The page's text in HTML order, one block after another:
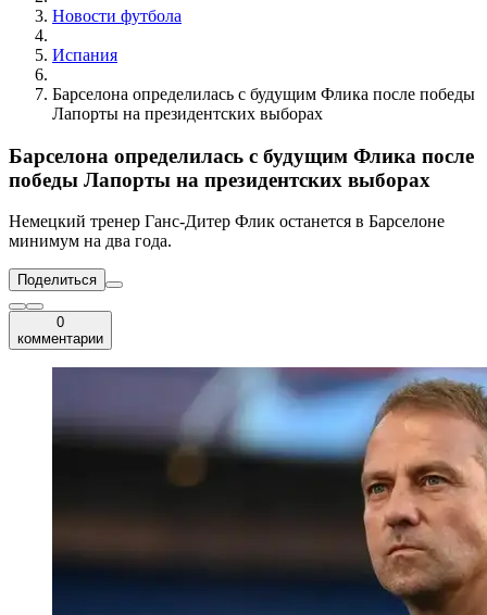
Новости футбола
Испания
Барселона определилась с будущим Флика после победы
Лапорты на президентских выборах
Барселона определилась с будущим Флика после
победы Лапорты на президентских выборах
Немецкий тренер Ганс-Дитер Флик останется в Барселоне
минимум на два года.
Поделиться
0
комментарии